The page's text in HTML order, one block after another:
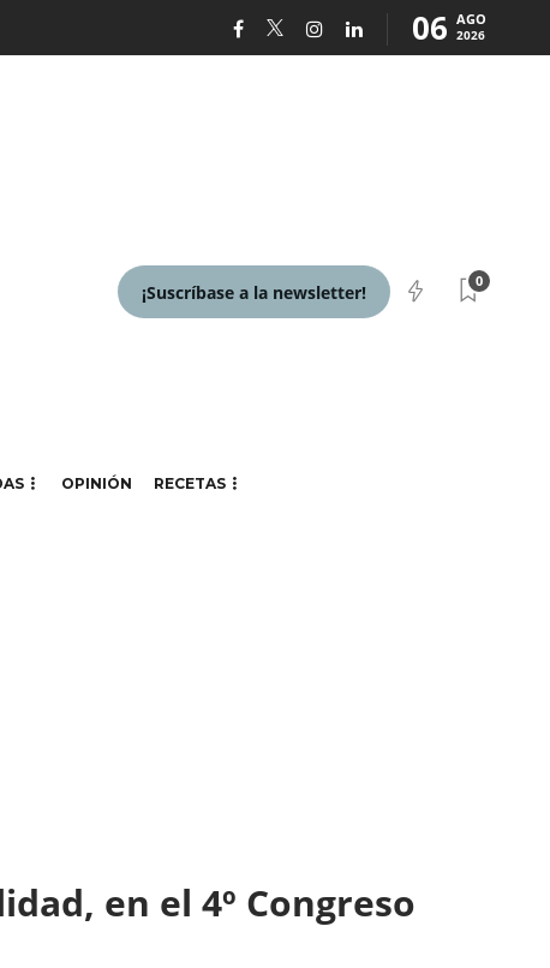
06 AGO
2026
¡Suscríbase a la newsletter!
0
OPINIÓN RECETAS
en el 4º Congreso